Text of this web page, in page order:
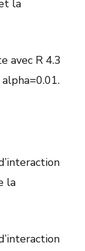
la
avec R 4.3
la